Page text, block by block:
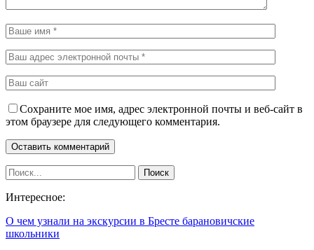
Сохраните мое имя, адрес электронной почты и веб-сайт в
этом браузере для следующего комментария.
Интересное:
О чем узнали на экскурсии в Бресте барановичские
школьники